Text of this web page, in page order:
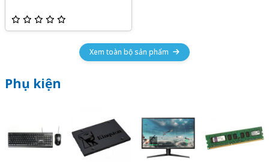
Xem toàn bộ sản phẩm
Phụ kiện